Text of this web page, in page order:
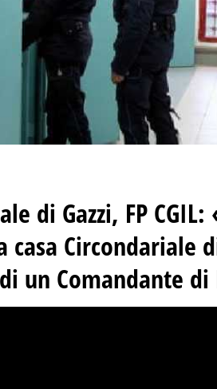
di Gazzi, FP
casa Circondariale
un Comandante